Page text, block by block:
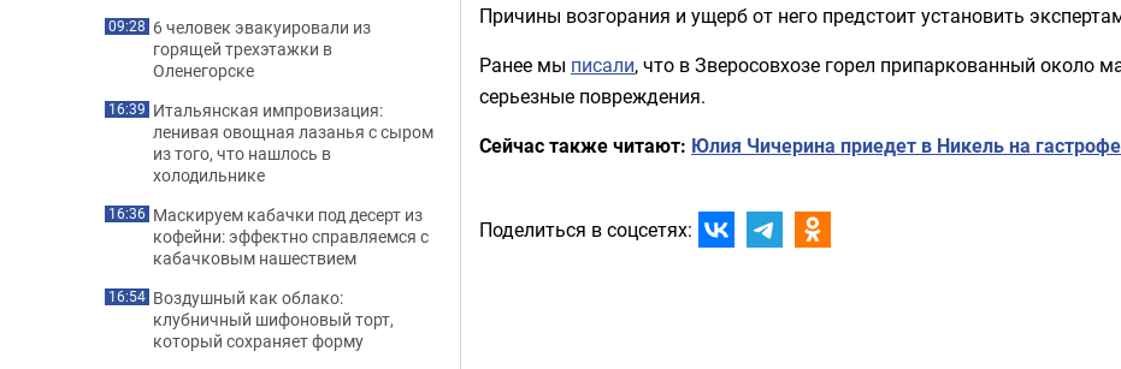
Причины возгорания и ущерб от него предстоит установить
Ранее мы писали, что в Зверосовхозе горел припаркованный около
серьезные повреждения.
Сейчас также читают: Юлия Чичерина приедет в Никель на
Поделиться в соцсетях:
09:28 6 человек эвакуировали из
горящей трехэтажки в
Оленегорске
16:39 Итальянская импровизация:
ленивая овощная лазанья с сыром
из того, что нашлось в
холодильнике
16:36 Маскируем кабачки под десерт из
кофейни: эффектно справляемся с
кабачковым нашествием
16:54 Воздушный как облако:
клубничный шифоновый торт,
который сохраняет форму